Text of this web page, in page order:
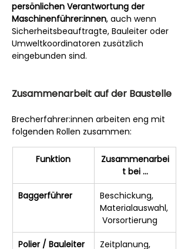
persönlichen Verantwortung der
Maschinenführer:innen, auch wenn
Sicherheitsbeauftragte, Bauleiter oder
Umweltkoordinatoren zusätzlich
eingebunden sind.
Zusammenarbeit auf der Baustelle
Brecherfahrer:innen arbeiten eng mit
folgenden Rollen zusammen:
Funktion
Zusammenarbei
t bei …
Baggerführer
Beschickung,
Materialauswahl,
Vorsortierung
Polier / Bauleiter
Zeitplanung,